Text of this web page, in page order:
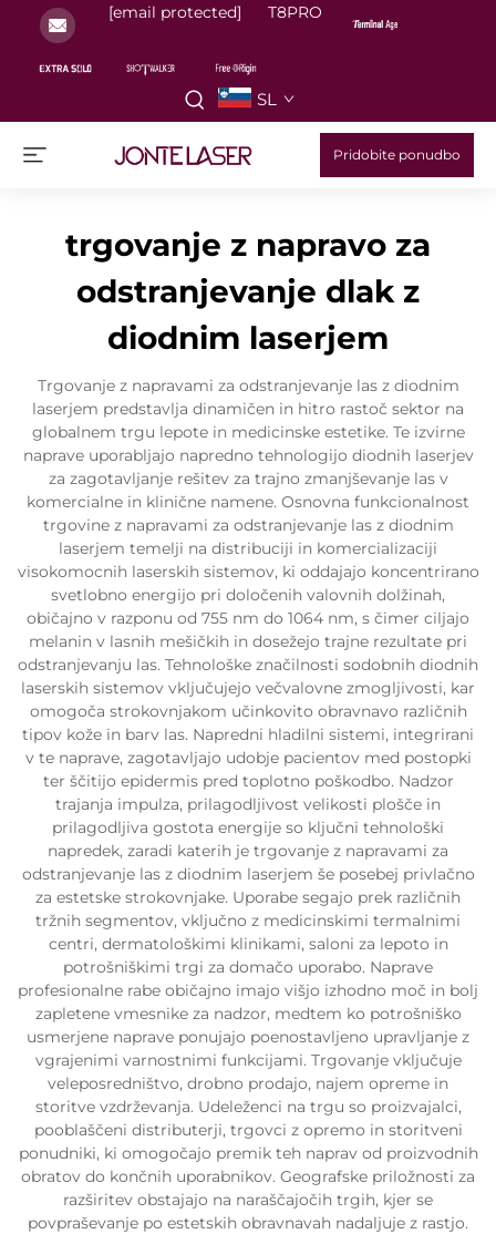
[email protected] T8PRO
SL
Pridobite ponudbo
trgovanje z napravo za
odstranjevanje dlak z
diodnim laserjem
Trgovanje z napravami za odstranjevanje las z diodnim
laserjem predstavlja dinamičen in hitro rastoč sektor na
globalnem trgu lepote in medicinske estetike. Te izvirne
naprave uporabljajo napredno tehnologijo diodnih laserjev
za zagotavljanje rešitev za trajno zmanjševanje las v
komercialne in klinične namene. Osnovna funkcionalnost
trgovine z napravami za odstranjevanje las z diodnim
laserjem temelji na distribuciji in komercializaciji
visokomocnih laserskih sistemov, ki oddajajo koncentrirano
svetlobno energijo pri določenih valovnih dolžinah,
običajno v razponu od 755 nm do 1064 nm, s čimer ciljajo
melanin v lasnih mešičkih in dosežejo trajne rezultate pri
odstranjevanju las. Tehnološke značilnosti sodobnih diodnih
laserskih sistemov vključujejo večvalovne zmogljivosti, kar
omogoča strokovnjakom učinkovito obravnavo različnih
tipov kože in barv las. Napredni hladilni sistemi, integrirani
v te naprave, zagotavljajo udobje pacientov med postopki
ter ščitijo epidermis pred toplotno poškodbo. Nadzor
trajanja impulza, prilagodljivost velikosti plošče in
prilagodljiva gostota energije so ključni tehnološki
napredek, zaradi katerih je trgovanje z napravami za
odstranjevanje las z diodnim laserjem še posebej privlačno
za estetske strokovnjake. Uporabe segajo prek različnih
tržnih segmentov, vključno z medicinskimi termalnimi
centri, dermatološkimi klinikami, saloni za lepoto in
potrošniškimi trgi za domačo uporabo. Naprave
profesionalne rabe običajno imajo višjo izhodno moč in bolj
zapletene vmesnike za nadzor, medtem ko potrošniško
usmerjene naprave ponujajo poenostavljeno upravljanje z
vgrajenimi varnostnimi funkcijami. Trgovanje vključuje
veleposredništvo, drobno prodajo, najem opreme in
storitve vzdrževanja. Udeleženci na trgu so proizvajalci,
pooblaščeni distributerji, trgovci z opremo in storitveni
ponudniki, ki omogočajo premik teh naprav od proizvodnih
obratov do končnih uporabnikov. Geografske priložnosti za
razširitev obstajajo na naraščajočih trgih, kjer se
povpraševanje po estetskih obravnavah nadaljuje z rastjo.